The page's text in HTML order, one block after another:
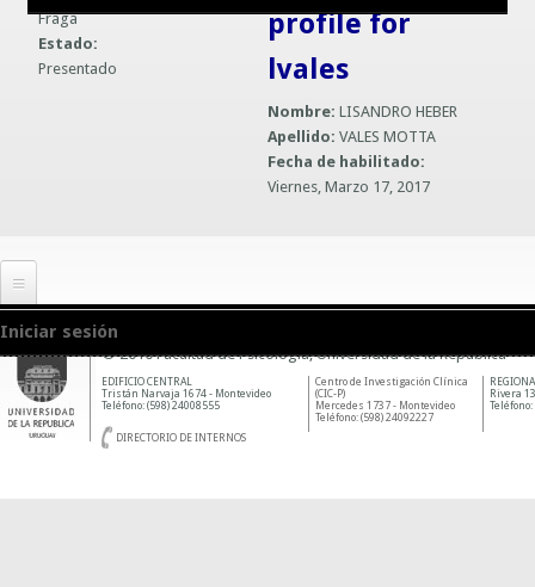
Guías prácticas o proyectos
Guías UCO
Información sobre SPAM y Phising
Fraga
Estado:
Presentado
profile for
lvales
Nombre: LISANDRO HEBER
Apellido: VALES MOTTA
Fecha de habilitado:
Viernes, Marzo 17, 2017
Iniciar sesión
© 2010 Facultad de Psicología, Universidad de la República
Rivera
Teléfono:
Centro de Investigación Clínica
(CIC-P)
Mercedes 1737 - Montevideo
Teléfono: (598) 24092227
EDIFICIO CENTRAL
Tristán Narvaja 1674 - Montevideo
Teléfono: (598) 24008555
DIRECTORIO DE INTERNOS